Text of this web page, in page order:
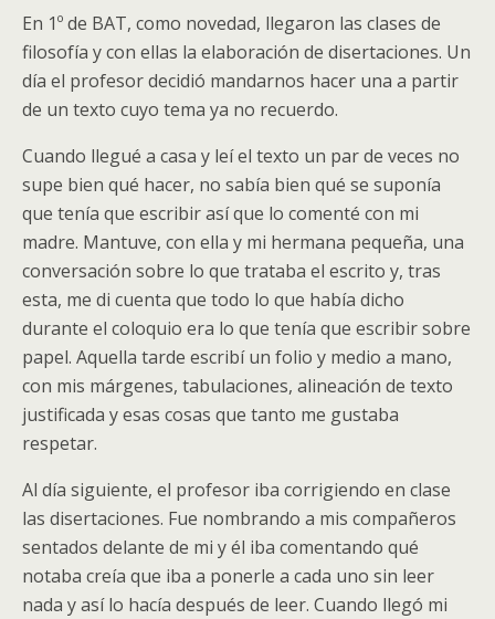
En 1º de BAT, como novedad, llegaron las clases de
filosofía y con ellas la elaboración de disertaciones. Un
día el profesor decidió mandarnos hacer una a partir
de un texto cuyo tema ya no recuerdo.
Cuando llegué a casa y leí el texto un par de veces no
supe bien qué hacer, no sabía bien qué se suponía
que tenía que escribir así que lo comenté con mi
madre. Mantuve, con ella y mi hermana pequeña, una
conversación sobre lo que trataba el escrito y, tras
esta, me di cuenta que todo lo que había dicho
durante el coloquio era lo que tenía que escribir sobre
papel. Aquella tarde escribí un folio y medio a mano,
con mis márgenes, tabulaciones, alineación de texto
justificada y esas cosas que tanto me gustaba
respetar.
Al día siguiente, el profesor iba corrigiendo en clase
las disertaciones. Fue nombrando a mis compañeros
sentados delante de mi y él iba comentando qué
notaba creía que iba a ponerle a cada uno sin leer
nada y así lo hacía después de leer. Cuando llegó mi